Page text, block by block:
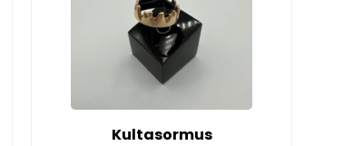
Kultasormus